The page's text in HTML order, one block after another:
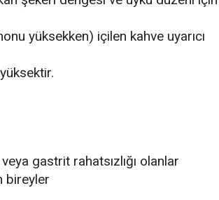
yüksekken) içilen kahve uyarıcı
gastrit rahatsızlığı olanlar
bireyler